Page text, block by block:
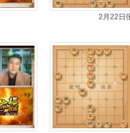
2月22日